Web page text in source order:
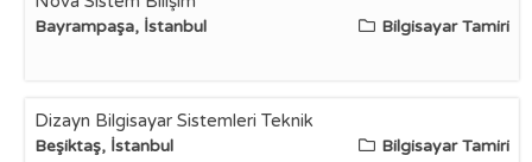
Bayrampaşa, İstanbul Bilgisayar Tamiri
Dizayn Bilgisayar Sistemleri Teknik
Beşiktaş, İstanbul Bilgisayar Tamiri